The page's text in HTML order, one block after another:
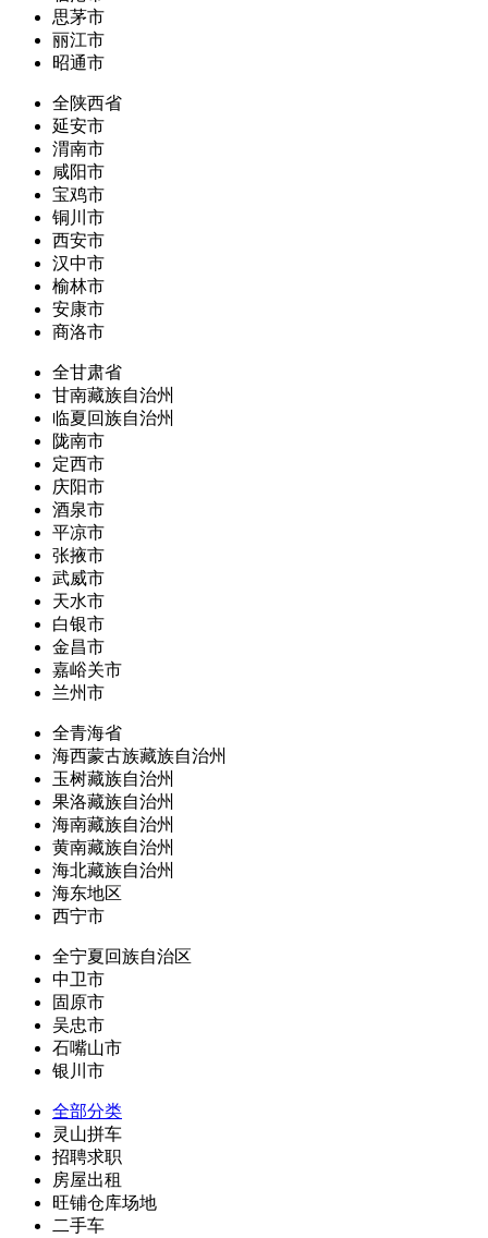
思茅市
丽江市
昭通市
全陕西省
延安市
渭南市
咸阳市
宝鸡市
铜川市
西安市
汉中市
榆林市
安康市
商洛市
全甘肃省
甘南藏族自治州
临夏回族自治州
陇南市
定西市
庆阳市
酒泉市
平凉市
张掖市
武威市
天水市
白银市
金昌市
嘉峪关市
兰州市
全青海省
海西蒙古族藏族自治州
玉树藏族自治州
果洛藏族自治州
海南藏族自治州
黄南藏族自治州
海北藏族自治州
海东地区
西宁市
全宁夏回族自治区
中卫市
固原市
吴忠市
石嘴山市
银川市
全部分类
灵山拼车
招聘求职
房屋出租
旺铺仓库场地
二手车